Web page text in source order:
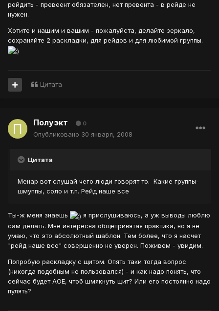
рейдить - превеент обязателен, нет превента - в рейде не
нужен.
Хотите и нашим и вашим - пожалуйста, делайте зеркало,
сохраняйте 2 раскладки, для рейдов и для любимой группы.
Цитата
Полуэкт 0
Опубликовано 30 января, 2008
Цитата
Менар вот слушай чего люди говорят то. Какие группы-
шмуппы, соло и т.п. Рейд наше все
Ты-ж меня знаешь
я прислушиваюсь, а уж выводы люблю
сам делать. Мне интересна общепринятая практика, но я не
умаю, что это абсолютный шаблон. Тем более, что я насчет
"рейд наше все" совершенно не уверен. Поживем - увидим.
Попробую раскладку с щитом. Опять таки тогда вопрос
(никогда подобным не пользовался) - и как надо понять, что
сейчас будет АОЕ, чтоб шмякнуть щит? Или его постоянно надо
пулять?